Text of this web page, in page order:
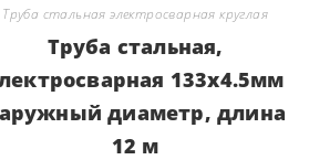
Труба стальная электросварная круглая
Труба стальная,
133х4.5мм
диаметр, длина
12 м